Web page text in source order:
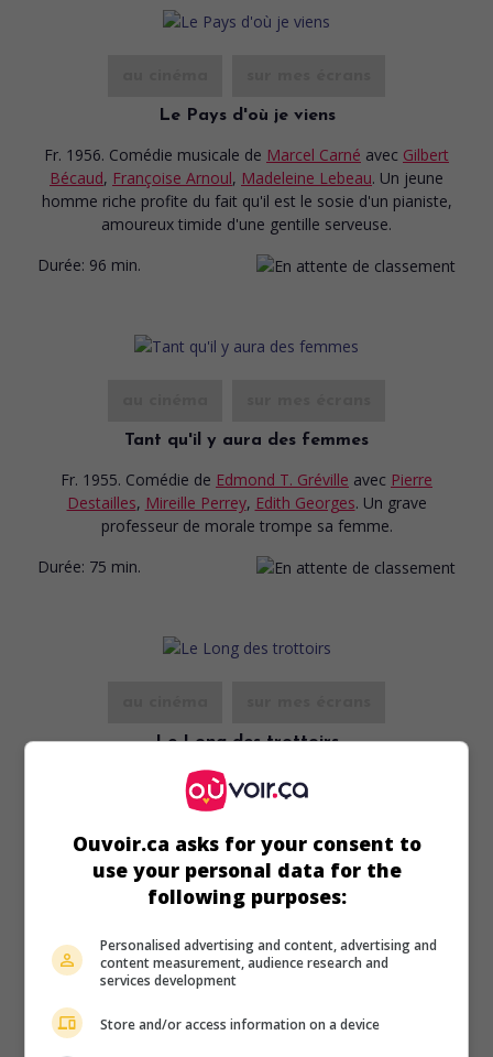
Le Pays d'où je viens
Fr. 1956. Comédie musicale de Marcel Carné avec Gilbert
Bécaud, Françoise Arnoul, Madeleine Lebeau. Un jeune
homme riche profite du fait qu'il est le sosie d'un pianiste,
amoureux timide d'une gentille serveuse.
Durée: 96 min.
Tant qu'il y aura des femmes
Fr. 1955. Comédie de Edmond T. Gréville avec Pierre
Destailles, Mireille Perrey, Edith Georges. Un grave
professeur de morale trompe sa femme.
Durée: 75 min.
Le Long des trottoirs
Fr. 1955. Mélodramede Léonide Moguy
Danik Patisson. Après avoir sombré dans
assistance sociale.
Ouvoir.ca asks for your consent to
use your personal data for the
following purposes:
Personalised advertising and content, advertising and
content measurement, audience research and
services development
Store and/or access information on a device